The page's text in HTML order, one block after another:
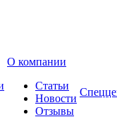
О компании
Статьи
Новости
Отзывы